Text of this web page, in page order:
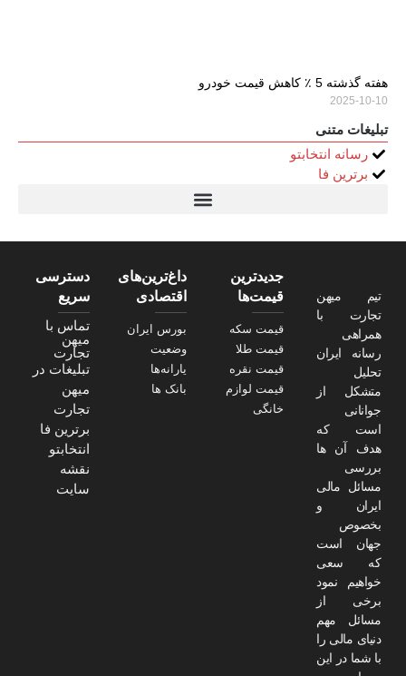
هفته گذشته 5 ٪ کاهش قیمت خودرو
2025-10-10
تبلیغات متنی
رسانه انتخابتو
برترین فا
تیم میهن
تجارت با
همراهی
رسانه ایران
تحلیل
متشکل از
جوانانی
است که
هدف آن ها
بررسی
مسائل مالی
ایران و
بخصوص
جهان است
که سعی
خواهیم نمود
برخی از
مسائل مهم
دنیای مالی را
با شما در این
جدیدترین
قیمت‌ها
قیمت سکه
قیمت طلا
قیمت نقره
قیمت لوازم
خانگی
داغ‌ترین‌های
اقتصادی
بورس ایران
وضعیت
یارانه‌ها
بانک ها
دسترسی
سریع
تماس با
میهن
تجارت
تبلیغات در
میهن
تجارت
برترین فا
انتخابتو
نقشه
سایت